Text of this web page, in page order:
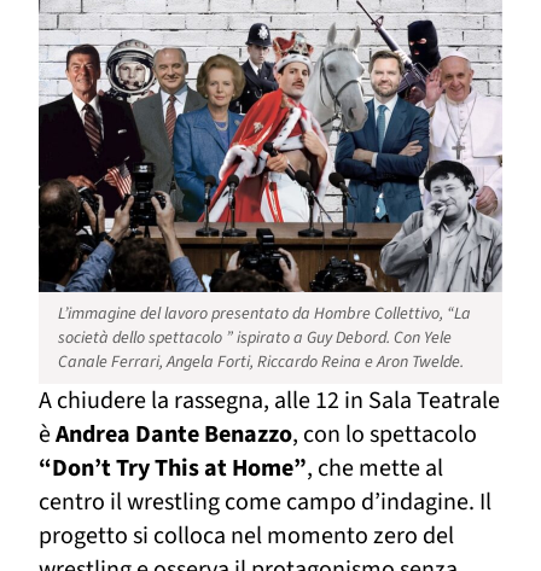
L’immagine del lavoro presentato da Hombre Collettivo, “La
società dello spettacolo ” ispirato a Guy Debord. Con Yele
Canale Ferrari, Angela Forti, Riccardo Reina e Aron Twelde.
A chiudere la rassegna, alle 12 in Sala Teatrale
èAndrea Dante Benazzo, con lo spettacolo
“Don’t Try This at Home”, che mette al
centro il wrestling come campo d’indagine. Il
progetto si colloca nel momento zero del